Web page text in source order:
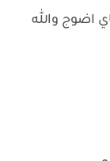
اضوج والله